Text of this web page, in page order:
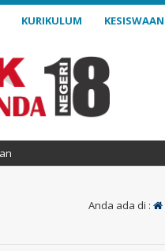
KURIKULUM KESISWAAN
Anda ada di :